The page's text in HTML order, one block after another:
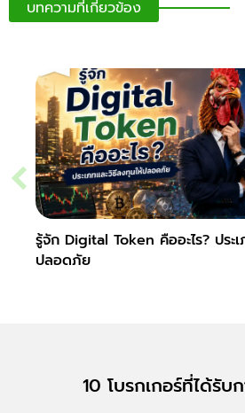
บทความที่เกี่ยวข้อง
รู้จัก Digital Token คืออะไร? ประ
ปลอดภัย
10 โบรกเกอร์ที่ได้รับ